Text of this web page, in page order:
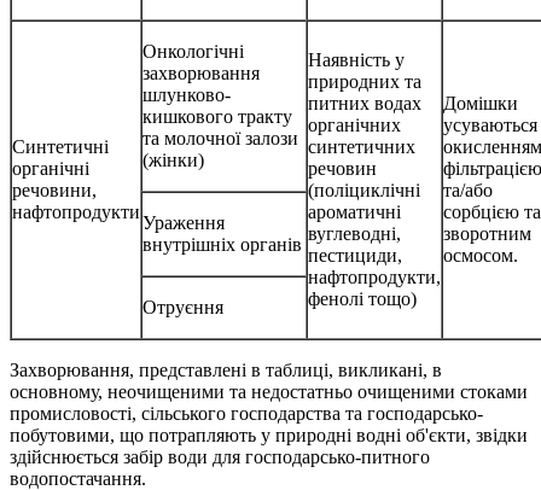
Синтетичні
органічні
речовини,
нафтопродукти
Онкологічні
захворювання
шлунково-
кишкового тракту
та молочної залози
(жінки)
Наявність у
природних та
питних водах
органічних
синтетичних
речовин
(поліциклічні
ароматичні
вуглеводні,
пестициди,
нафтопродукти,
фенолі тощо)
Домішки
усуваються
фільтрацією
та/або
сорбцією та
зворотним
осмосом.
Ураження
внутрішніх органів
Отруєння
Захворювання, представлені в таблиці, викликані, в
основному, неочищеними та недостатньо очищеними стоками
промисловості, сільського господарства та господарсько-
побутовими, що потрапляють у природні водні об'єкти, звідки
здійснюється забір води для господарсько-питного
водопостачання.